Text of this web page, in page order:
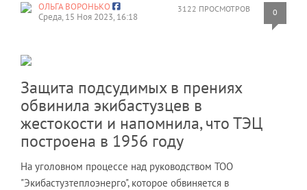
3122 ПРОСМОТРОВ 0
ОЛЬГА ВОРОНЬКО
Среда, 15 Ноя 2023, 16:18
Защита подсудимых в прениях
обвинила экибастузцев в
жестокости и напомнила, что ТЭЦ
построена в 1956 году
На уголовном процессе над руководством ТОО
"Экибастузтеплоэнерго", которое обвиняется в